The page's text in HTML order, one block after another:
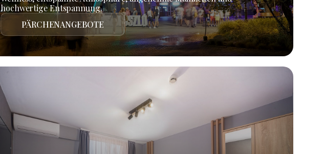
hochwertige Entspannung.
PÄRCHENANGEBOTE